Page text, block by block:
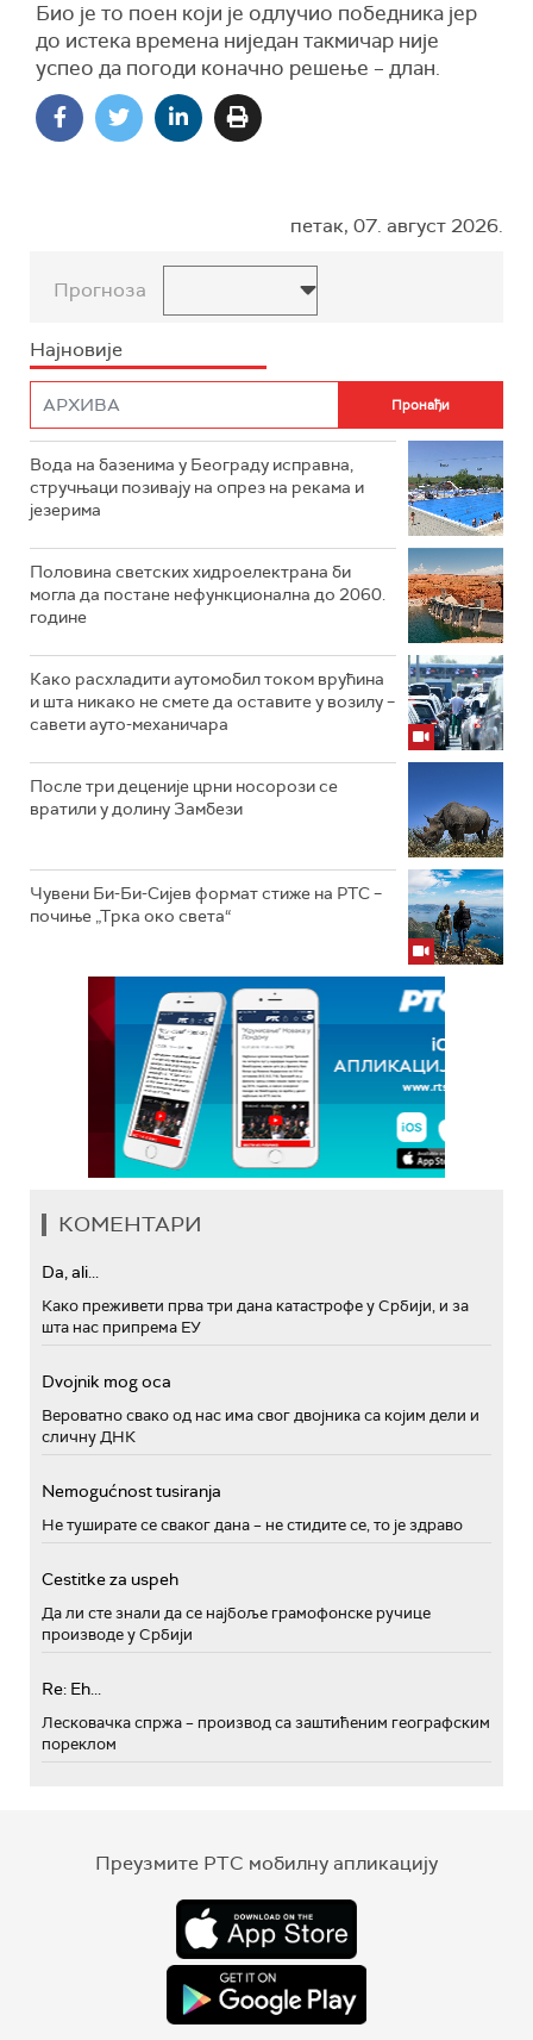
Био је то поен који је одлучио победника јер
до истека времена ниједан такмичар није
успео да погоди коначно решење – длан.
петак, 07. август 2026.
Прогноза
Најновије
Вода на базенима у Београду исправна,
стручњаци позивају на опрез на рекама и
језерима
Половина светских хидроелектрана би
могла да постане нефункционална до 2060.
године
Како расхладити аутомобил током врућина
и шта никако не смете да оставите у возилу –
савети ауто-механичара
После три деценије црни носорози се
вратили у долину Замбези
Чувени Би-Би-Сијев формат стиже на РТС –
почиње „Трка око света“
КОМЕНТАРИ
Da, ali...
Како преживети прва три дана катастрофе у Србији, и за
шта нас припрема ЕУ
Dvojnik mog oca
Вероватно свако од нас има свог двојника са којим дели и
сличну ДНК
Nemogućnost tusiranja
Не туширате се сваког дана – не стидите се, то је здраво
Cestitke za uspeh
Да ли сте знали да се најбоље грамофонске ручице
производе у Србији
Re: Eh...
Лесковачка спржа – производ са заштићеним географским
пореклом
Преузмите РТС мобилну апликацију